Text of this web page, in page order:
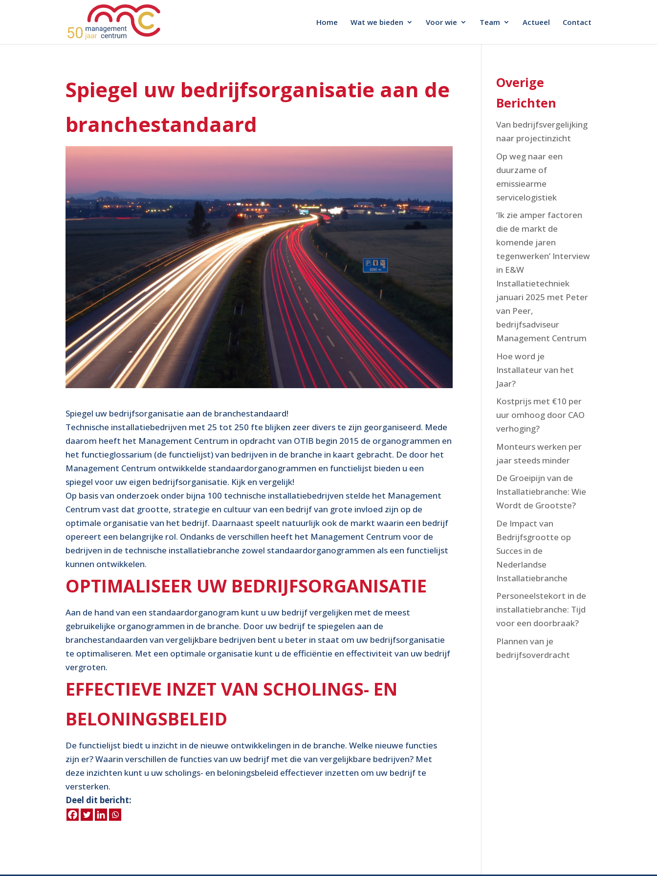
Home Wat we bieden Voor wie Team Actueel Contact
Spiegel uw bedrijfsorganisatie aan de
branchestandaard
Spiegel uw bedrijfsorganisatie aan de branchestandaard!
Technische installatiebedrijven met 25 tot 250 fte blijken zeer divers te zijn georganiseerd. Mede
daarom heeft het Management Centrum in opdracht van OTIB begin 2015 de organogrammen en
het functieglossarium (de functielijst) van bedrijven in de branche in kaart gebracht. De door het
Management Centrum ontwikkelde standaardorganogrammen en functielijst bieden u een
spiegel voor uw eigen bedrijfsorganisatie. Kijk en vergelijk!
Op basis van onderzoek onder bijna 100 technische installatiebedrijven stelde het Management
Centrum vast dat grootte, strategie en cultuur van een bedrijf van grote invloed zijn op de
optimale organisatie van het bedrijf. Daarnaast speelt natuurlijk ook de markt waarin een bedrijf
opereert een belangrijke rol. Ondanks de verschillen heeft het Management Centrum voor de
bedrijven in de technische installatiebranche zowel standaardorganogrammen als een functielijst
kunnen ontwikkelen.
OPTIMALISEER UW BEDRIJFSORGANISATIE
Aan de hand van een standaardorganogram kunt u uw bedrijf vergelijken met de meest
gebruikelijke organogrammen in de branche. Door uw bedrijf te spiegelen aan de
branchestandaarden van vergelijkbare bedrijven bent u beter in staat om uw bedrijfsorganisatie
te optimaliseren. Met een optimale organisatie kunt u de efficiëntie en effectiviteit van uw bedrijf
vergroten.
EFFECTIEVE INZET VAN SCHOLINGS- EN
BELONINGSBELEID
De functielijst biedt u inzicht in de nieuwe ontwikkelingen in de branche. Welke nieuwe functies
zijn er? Waarin verschillen de functies van uw bedrijf met die van vergelijkbare bedrijven? Met
deze inzichten kunt u uw scholings- en beloningsbeleid effectiever inzetten om uw bedrijf te
versterken.
Deel dit bericht:
Overige
Berichten
Van bedrijfsvergelijking
naar projectinzicht
Op weg naar een
duurzame of
emissiearme
servicelogistiek
‘Ik zie amper factoren
die de markt de
komende ­jaren
tegenwerken’ Interview
in E&W
Installatietechniek
januari 2025 met Peter
van Peer,
bedrijfsadviseur
Management Centrum
Hoe word je
Installateur van het
Jaar?
Kostprijs met €10 per
uur omhoog door CAO
verhoging?
Monteurs werken per
jaar steeds minder
De Groeipijn van de
Installatiebranche: Wie
Wordt de Grootste?
De Impact van
Bedrijfsgrootte op
Succes in de
Nederlandse
Installatiebranche
Personeelstekort in de
installatiebranche: Tijd
voor een doorbraak?
Plannen van je
bedrijfsoverdracht